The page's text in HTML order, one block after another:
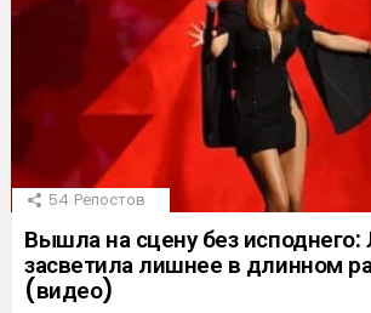
54 Репостов
Вышла на сцену без исподнего:
засветила лишнее в длинном
(видео)